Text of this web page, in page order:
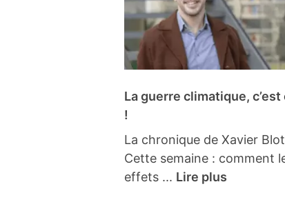
La guerre climatique, c’est
!
La chronique de Xavier
Cette semaine : comment
effets ... Lire plus